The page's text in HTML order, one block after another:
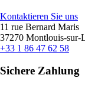
Kontaktieren Sie uns
11 rue Bernard Maris
37270 Montlouis-sur-
+33 1 86 47 62 58
Sichere Zahlung